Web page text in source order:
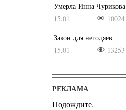
Умерла Инна Чурикова
15.01
10024
Закон для негодяев
15.01
13253
РЕКЛАМА
Подождите.